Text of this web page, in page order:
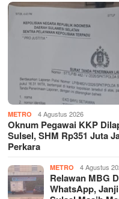
METRO 4 Agustus 2026
Oknum Pegawai KKP
Sulsel, SHM Rp351 Juta
Perkara
METRO 4 Agustus
Relawan MBG
WhatsApp,